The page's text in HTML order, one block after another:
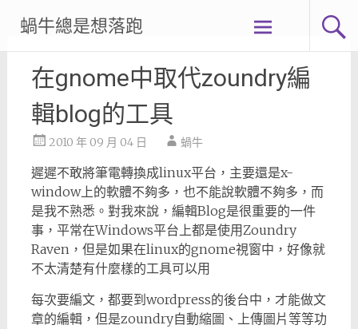
content
蝸牛總是想落跑
在gnome中取代zoundry編
輯blog的工具
2010 年 09 月 04 日 蝸牛
遲遲不敢將筆電轉換成linux平台，主要還是x-
window上的軟體不夠多，也不能說軟體不夠多，而
是我不熟悉。對我來說，編輯Blog是很重要的一件
事，平常在Windows平台上都是使用Zoundry
Raven，但是如果在linux的gnome視窗中，好像就
不太清楚有什麼樣的工具可以用
每次要編文，都要到wordpress的後台中，才能做文
章的編輯，但是zoundry自動縮圖、上傳圖片等等功